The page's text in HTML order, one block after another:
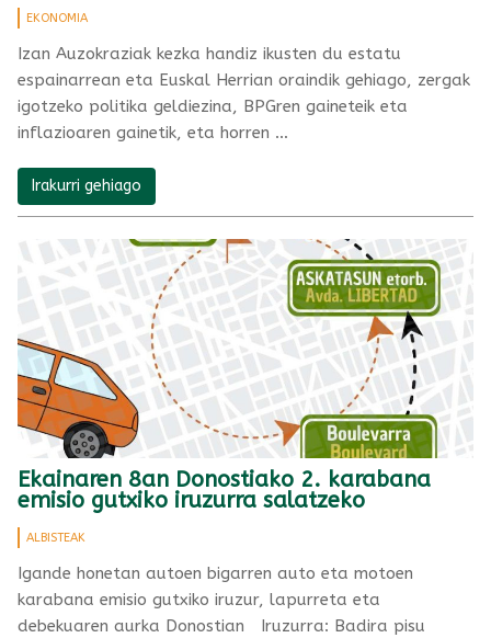
EKONOMIA
Izan Auzokraziak kezka handiz ikusten du estatu
espainarrean eta Euskal Herrian oraindik gehiago, zergak
igotzeko politika geldiezina, BPGren gaineteik eta
inflazioaren gainetik, eta horren …
Irakurri gehiago
Ekainaren 8an Donostiako 2. karabana
emisio gutxiko iruzurra salatzeko
ALBISTEAK
Igande honetan autoen bigarren auto eta motoen
karabana emisio gutxiko iruzur, lapurreta eta
debekuaren aurka Donostian Iruzurra: Badira pisu